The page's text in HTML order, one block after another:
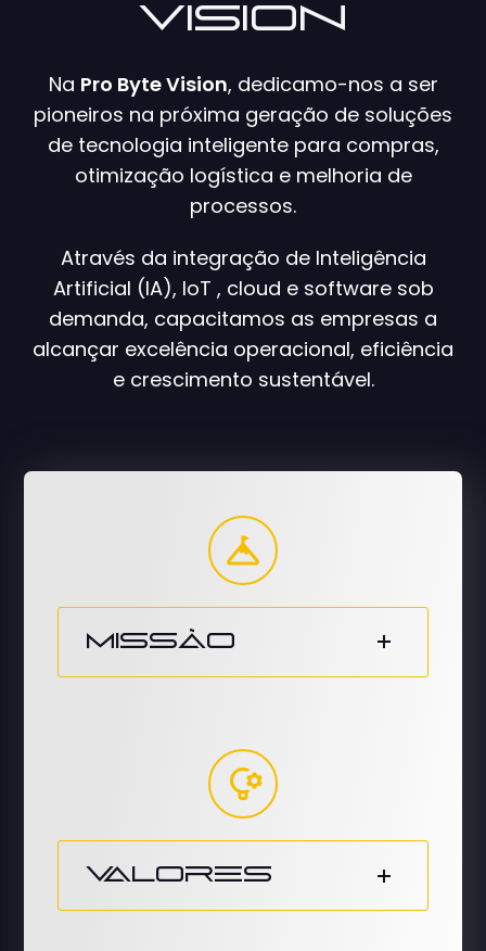
Vision
Na Pro Byte Vision, dedicamo-nos a ser
pioneiros na próxima geração de soluções
de tecnologia inteligente para compras,
otimização logística e melhoria de
processos.
Através da integração de Inteligência
Artificial (IA), IoT , cloud e software sob
demanda, capacitamos as empresas a
alcançar excelência operacional, eficiência
e crescimento sustentável.
Missão
Valores